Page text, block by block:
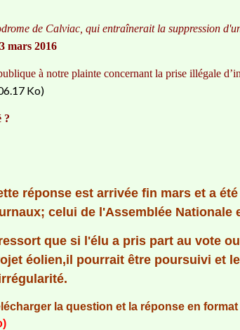
de Calviac, qui entraînerait la suppression
mars 2016
à notre plainte concernant la prise illégale
Ko)
?
réponse est arrivée fin mars et a
celui de l'Assemblée Nationale
que si l'élu a pris part au vote
éolien,il pourrait être poursuivi et
la question et la réponse en format